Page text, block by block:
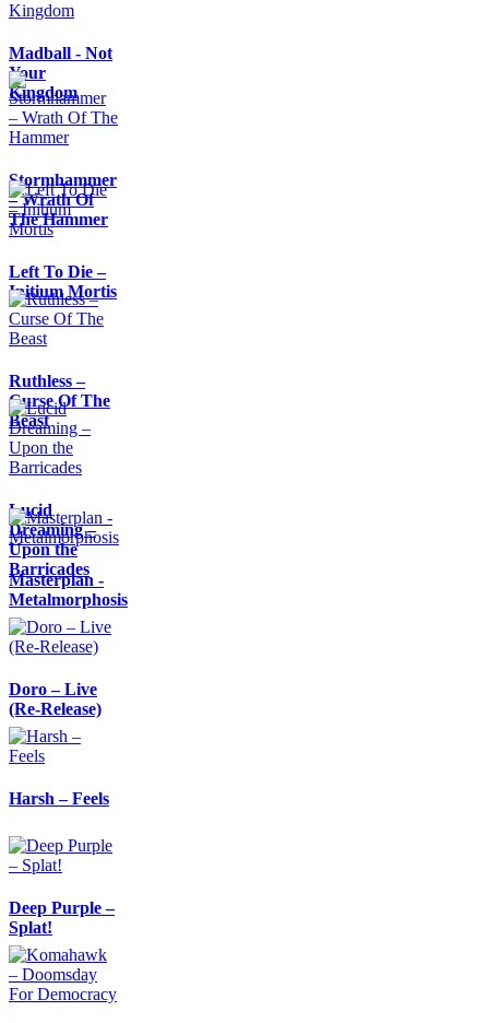
Madball - Not
Your
Kingdom
Stormhammer
– Wrath Of
The Hammer
Left To Die –
Initium Mortis
Ruthless –
Curse Of The
Beast
Lucid
Dreaming –
Upon the
Barricades
Masterplan -
Metalmorphosis
Doro – Live
(Re-Release)
Harsh – Feels
Deep Purple –
Splat!